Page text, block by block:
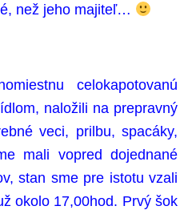
než jeho majiteľ…
celokapotovanú
naložili na prepravný
veci, prilbu, spacáky,
mali vopred dojednané
stan sme pre istotu vzali
okolo 17,00hod. Prvý šok